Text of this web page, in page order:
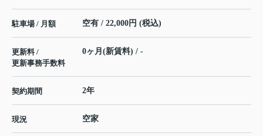
駐車場 / 月額 空有 / 22,000円 (税込)
更新料 /
更新事務手数料
0ヶ月(新賃料) / -
契約期間 2年
現況 空家